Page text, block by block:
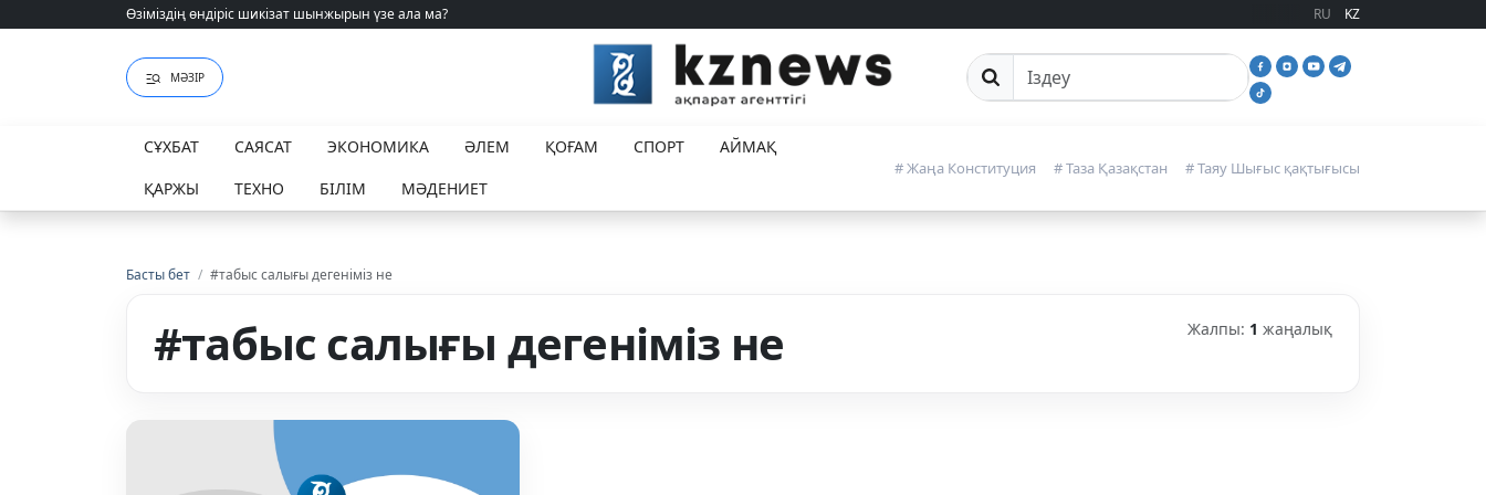
Өзіміздің өндіріс шикізат шынжырын үзе ала ма?
Өзіміздің өндіріс шикізат шынжырын үзе ала ма? RU KZ
МӘЗІР Сайттан іздеу
СҰХБАТ САЯСАТ ЭКОНОМИКА ӘЛЕМ ҚОҒАМ СПОРТ
АЙМАҚ
ҚАРЖЫ
ТЕХНО БІЛІМ МӘДЕНИЕТ
# Жаңа Конституция # Таза Қазақстан # Таяу Шығыс қақтығысы
Басты бет / #табыс салығы дегеніміз не
#табыс салығы дегеніміз не Жалпы: 1 жаңалық